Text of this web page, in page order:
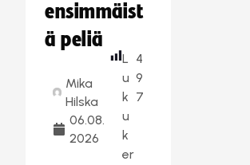
ensimmäist
ä peliä
Mika
Hilska
06.08.
2026
L
u
k
u
k
er
4
9
7